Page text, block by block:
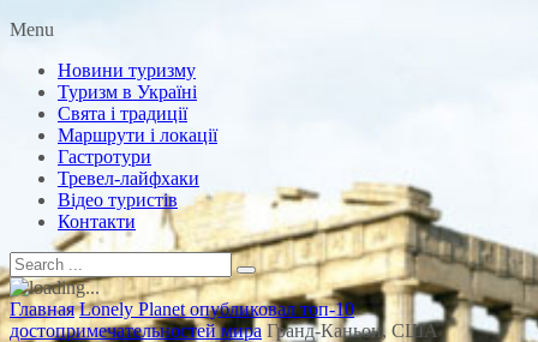
Menu
Новини туризму
Туризм в Україні
Свята і традиції
Маршрути і локації
Гастротури
Тревел-лайфхаки
Відео туристів
Контакти
Главная Lonely Planet опубликовал топ-10
достопримечательностей мира Гранд-Каньон, США